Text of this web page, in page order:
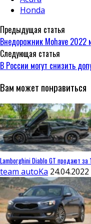
Honda
Предыдущая статья
Внедорожник Mohave 2022
Следующая статья
В России могут снизить
Вам может понравиться
Lamborghini Diablo GT продают
team autoKa 24.04.2022